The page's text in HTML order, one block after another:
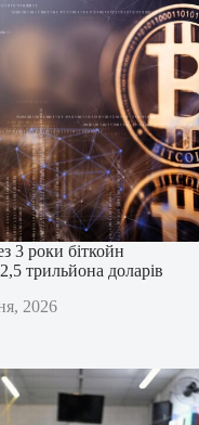
3 роки біткойн
трильйона доларів
2026